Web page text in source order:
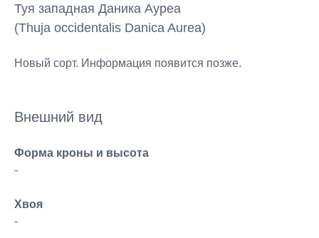
Туя западная Даника Ауреа
(Thuja occidentalis Danica Aurea)
Новый сорт. Информация появится позже.
Внешний вид
Форма кроны и высота
-
Хвоя
-